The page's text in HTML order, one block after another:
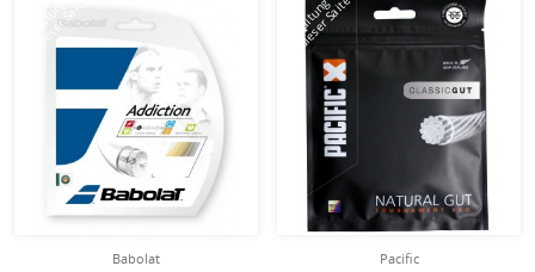
Babolat
Besaitung
mit dieser Saite
Pacific
Besaitung
mit dieser Saite